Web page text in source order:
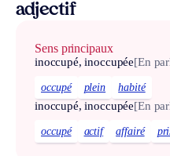
adjectif
Sens principaux
inoccupé, inoccupée[En
occupé plein habité
inoccupé, inoccupée[En
occupé actif affairé